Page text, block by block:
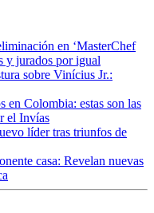
en ‘MasterChef
y jurados por igual
sobre Vinícius Jr.:
en Colombia: estas son las
el Invías
líder tras triunfos de
casa: Revelan nuevas